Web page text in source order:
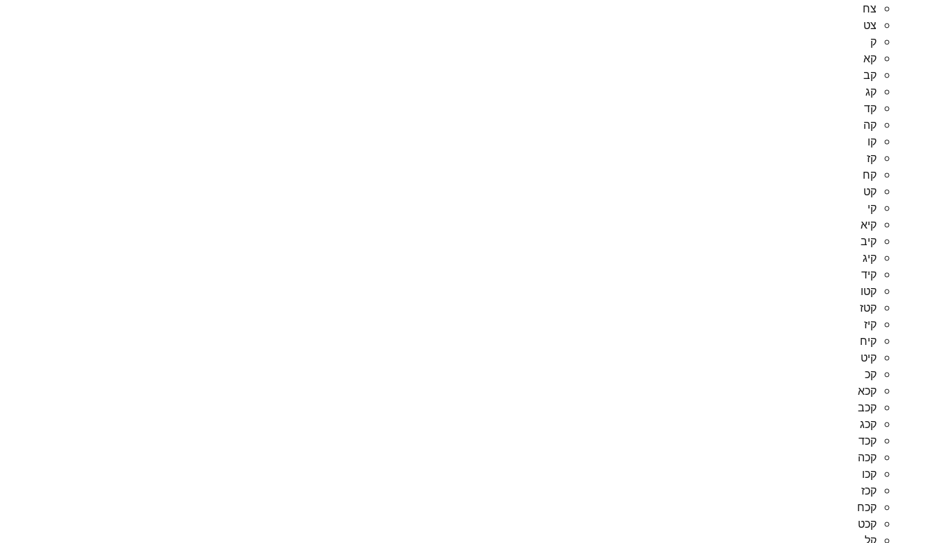
צח
צט
ק
קא
קב
קג
קד
קה
קו
קז
קח
קט
קי
קיא
קיב
קיג
קיד
קטו
קטז
קיז
קיח
קיט
קכ
קכא
קכב
קכג
קכד
קכה
קכו
קכז
קכח
קכט